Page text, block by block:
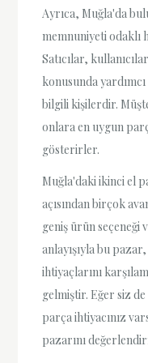
Ayrıca, Muğla'da
memnuniyeti odaklı
Satıcılar,
konusunda
bilgili kişilerdir.
onlara en uygun
gösterirler.
Muğla'daki ikinci el
açısından birçok
geniş ürün seçeneği
anlayışıyla bu
ihtiyaçlarını
gelmiştir. Eğer siz
parça ihtiyacınız
pazarını